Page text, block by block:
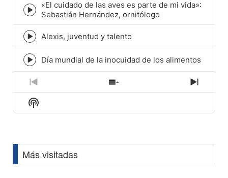
icon
Episode
play
icon
«El cuidado de las aves es parte de mi vida»:
Sebastián Hernández, ornitólogo
Episode
play
icon
Alexis, juventud y talento
Episode
play
icon
Día mundial de la inocuidad de los alimentos
Previous
Episode
Show
Episodes
Next
Show
Podcast
Más visitadas